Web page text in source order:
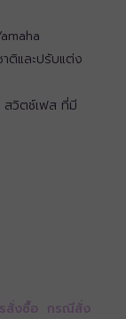
ติและปรับแต่ง
สวิตช์เฟส ที่มี
รสั่งซื้อ กรณีสั่ง